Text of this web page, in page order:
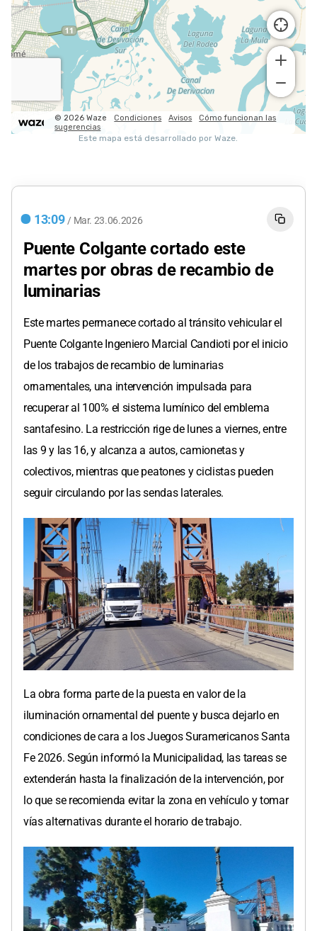
13:09 / Mar. 23.06.2026
Puente Colgante cortado este
martes por obras de recambio de
luminarias
Este martes permanece cortado al tránsito vehicular el
Puente Colgante Ingeniero Marcial Candioti por el inicio
de los trabajos de recambio de luminarias
ornamentales, una intervención impulsada para
recuperar al 100% el sistema lumínico del emblema
santafesino. La restricción rige de lunes a viernes, entre
las 9 y las 16, y alcanza a autos, camionetas y
colectivos, mientras que peatones y ciclistas pueden
seguir circulando por las sendas laterales.
La obra forma parte de la puesta en valor de la
iluminación ornamental del puente y busca dejarlo en
condiciones de cara a los Juegos Suramericanos Santa
Fe 2026. Según informó la Municipalidad, las tareas se
extenderán hasta la finalización de la intervención, por
lo que se recomienda evitar la zona en vehículo y tomar
vías alternativas durante el horario de trabajo.